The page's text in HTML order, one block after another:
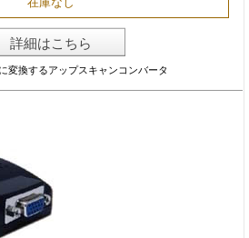
詳細はこちら
変換するアップスキャンコンバータ